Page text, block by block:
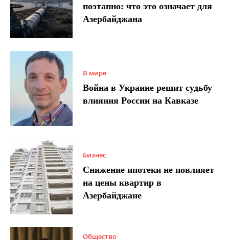
поэтапно: что это означает для
Азербайджана
В мире
Война в Украине решит судьбу
влияния России на Кавказе
Бизнес
Снижение ипотеки не повлияет
на цены квартир в
Азербайджане
Общество